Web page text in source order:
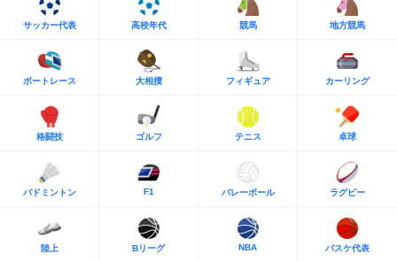
サッカー代表 高校年代 競馬 地方競馬
ボートレース 大相撲 フィギュア カーリング
格闘技 ゴルフ テニス 卓球
バドミントン F1 バレーボール ラグビー
陸上 Bリーグ NBA バスケ代表